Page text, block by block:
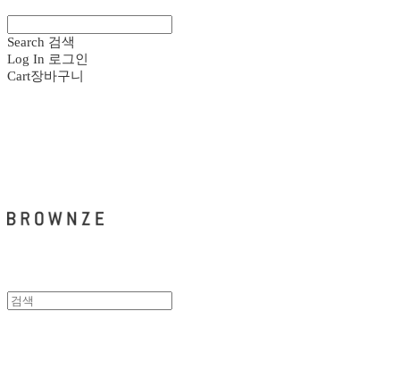
Search 검색
Log In 로그인
Cart장바구니